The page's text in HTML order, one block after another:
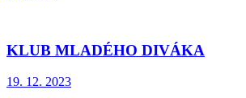
KLUB MLADÉHO DIVÁKA
19. 12. 2023